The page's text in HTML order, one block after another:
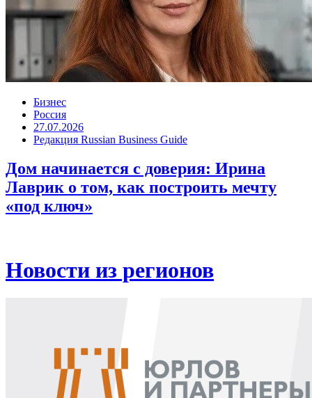
Бизнес
Россия
27.07.2026
Редакция Russian Business Guide
Дом начинается с доверия: Ирина
Лаврик о том, как построить мечту
«под ключ»
Новости из регионов